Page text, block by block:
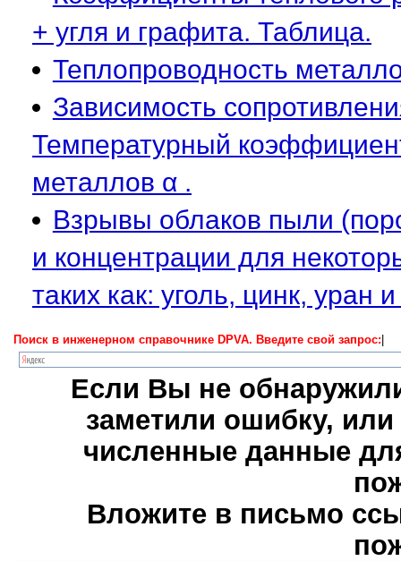
+ угля и графита. Таблица.
Теплопроводность
Зависимость
Температурный
металлов α .
Взрывы облаков пыли
и концентрации для
таких как: уголь, цинк, уран и
Поиск в инженерном справочнике DPVA. Введите свой запрос:
Если Вы не
заметили ошибку,
численные данные
Вложите в письмо